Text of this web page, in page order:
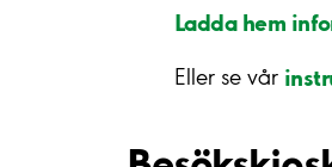
Ladda hem
Eller se vår